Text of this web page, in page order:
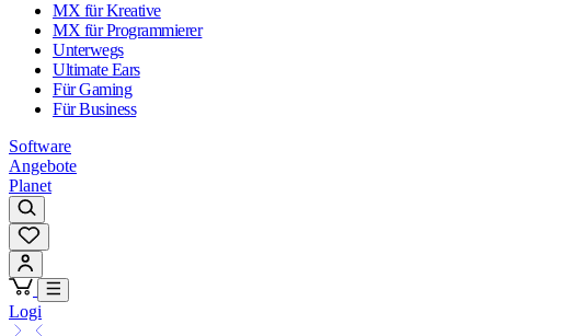
MX für Kreative
MX für Programmierer
Unterwegs
Ultimate Ears
Für Gaming
Für Business
Software
Angebote
Planet
Logi